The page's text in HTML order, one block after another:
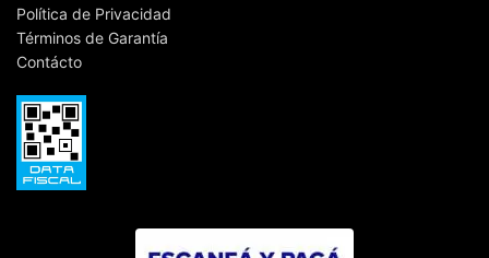
Política de Privacidad
Términos de Garantía
Contácto